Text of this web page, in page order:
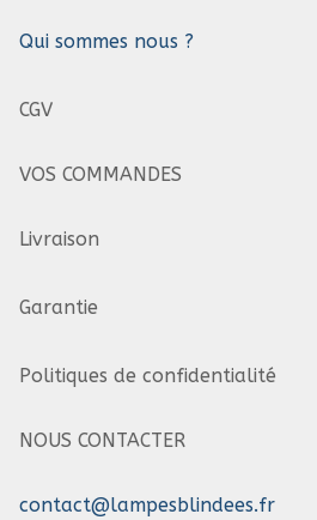
Qui sommes nous ?
CGV
VOS COMMANDES
Livraison
Garantie
Politiques de confidentialité
NOUS CONTACTER
contact@lampesblindees.fr